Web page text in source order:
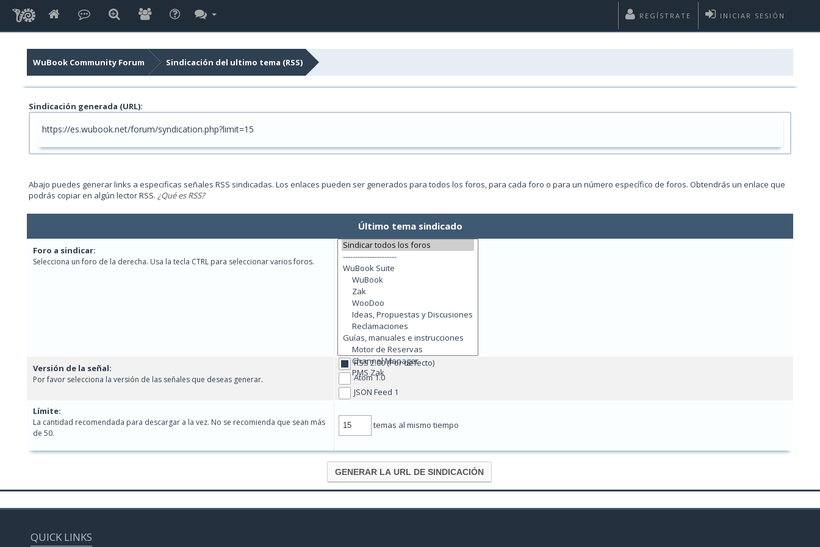
INICIAR SESIÓN
REGÍSTRATE
WuBook Community Forum Sindicación del ultimo tema (RSS)
Sindicación generada (URL):
https://es.wubook.net/forum/syndication.php?limit=15
Abajo puedes generar links a especificas señales RSS sindicadas. Los enlaces pueden ser generados para todos los foros, para cada foro o para un número específico de foros. Obtendrás un enlace que
podrás copiar en algún lector RSS. ¿Qué es RSS?
Último tema sindicado
Foro a sindicar:
Selecciona un foro de la derecha. Usa la tecla CTRL para seleccionar varios foros.
Versión de la señal:
Por favor selecciona la versión de las señales que deseas generar.
RSS 2.00 (Por defecto)
Atom 1.0
JSON Feed 1
Límite:
La cantidad recomendada para descargar a la vez. No se recomienda que sean más
de 50.
temas al mismo tiempo
QUICK LINKS